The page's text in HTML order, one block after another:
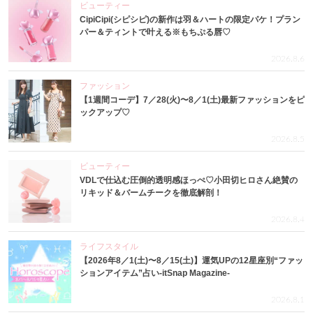
ビューティー
CipiCipi(シピシピ)の新作は羽＆ハートの限定パケ！プラン
パー＆ティントで叶える※もちぷる唇♡
2026.8.6
ファッション
【1週間コーデ】7／28(火)〜8／1(土)最新ファッションをピ
ックアップ♡
2026.8.5
ビューティー
VDLで仕込む圧倒的透明感ほっぺ♡小田切ヒロさん絶賛の
リキッド＆バームチークを徹底解剖！
2026.8.4
ライフスタイル
【2026年8／1(土)〜8／15(土)】運気UPの12星座別“ファッ
ションアイテム”占い-itSnap Magazine-
2026.8.1